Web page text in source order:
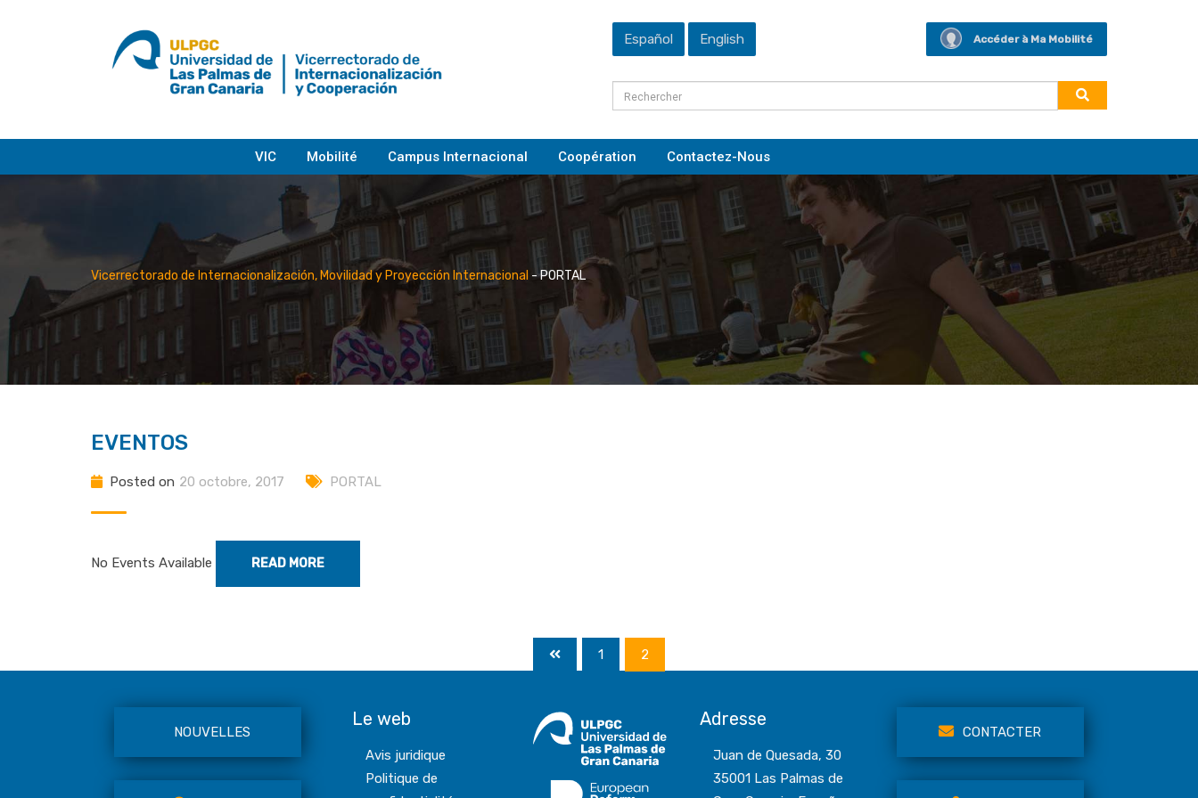
Español English Accéder à Ma Mobilité
VIC Mobilité Campus Internacional Coopération Contactez-Nous
Vicerrectorado de Internacionalización, Movilidad y Proyección Internacional -PORTAL
EVENTOS
Posted on 20 octobre, 2017 PORTAL
No Events Available READ MORE
1 2
NOUVELLES
Le web
Avis juridique
Politique de
Adresse
Juan de Quesada, 30
35001 Las Palmas de
CONTACTER